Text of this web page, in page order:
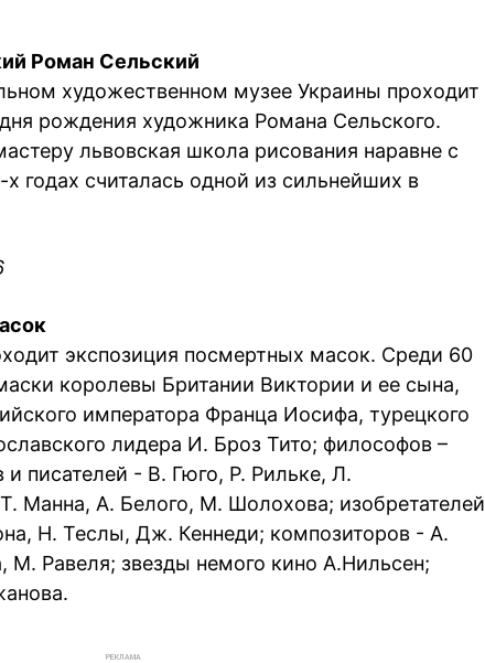
Роман Сельский
художественном музее Украины проходит
рождения художника Романа Сельского.
львовская школа рисования наравне с
годах считалась одной из сильнейших в
экспозиция посмертных масок. Среди 60
королевы Британии Виктории и ее сына,
императора Франца Иосифа, турецкого
лидера И. Броз Тито; философов –
и писателей - В. Гюго, Р. Рильке, Л.
Манна, А. Белого, М. Шолохова; изобретателей
Н. Теслы, Дж. Кеннеди; композиторов - А.
М. Равеля; звезды немого кино А.Нильсен;
РЕКЛАМА